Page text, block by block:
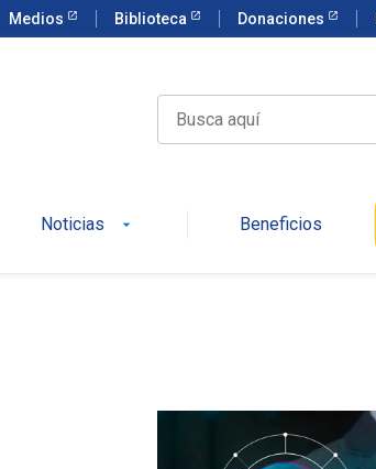
Medios Biblioteca Donaciones
Noticias arrow_drop_down Beneficios